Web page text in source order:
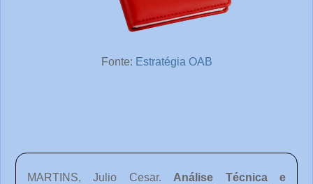
Fonte: Estratégia OAB
MARTINS, Julio Cesar. Análise Técnica e